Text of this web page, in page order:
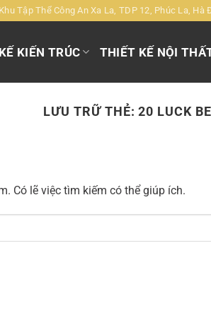
Tập Thể Công An Xa La, TDP 12, Phúc La, Hà
KIẾN TRÚC THIẾT KẾ NỘI
LƯU TRỮ THẺ:20 LUCK
Có lẽ việc tìm kiếm có thể giúp ích.